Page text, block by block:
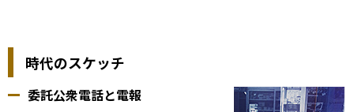
時代のスケッチ
委託公衆電話と電報